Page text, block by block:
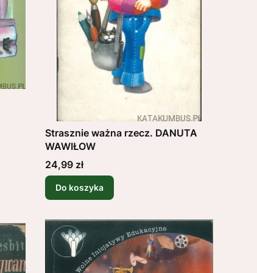
Strasznie ważna rzecz. DANUTA
WAWIŁOW
Cena
24,99 zł
Do koszyka